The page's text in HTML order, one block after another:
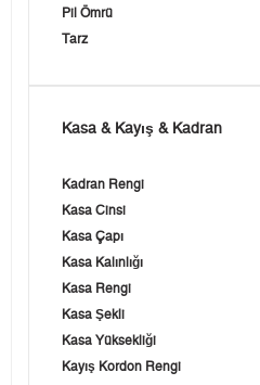
Pil Ömrü
Tarz
Kasa & Kayış & Kadran
Kadran Rengi
Kasa Cinsi
Kasa Çapı
Kasa Kalınlığı
Kasa Rengi
Kasa Şekli
Kasa Yüksekliği
Kayış Kordon Rengi